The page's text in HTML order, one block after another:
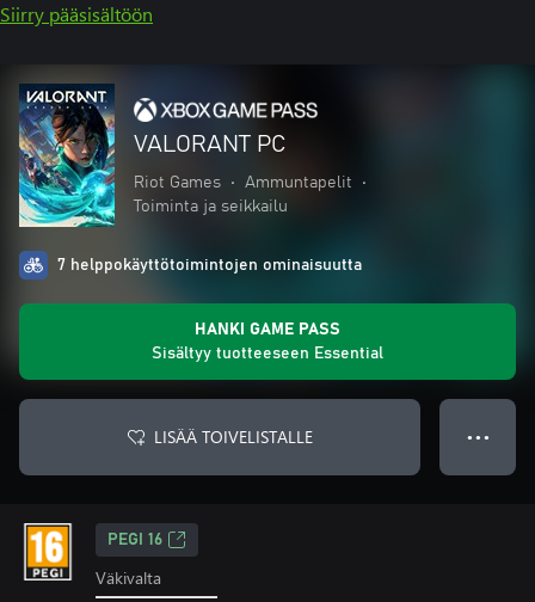
Siirry pääsisältöön
VALORANT PC
Riot Games • Ammuntapelit
•
Toiminta ja seikkailu
7 helppokäyttötoimintojen ominaisuutta
HANKI GAME PASS
Sisältyy tuotteeseen Essential
LISÄÄ TOIVELISTALLE ● ● ●
PEGI 16
Väkivalta